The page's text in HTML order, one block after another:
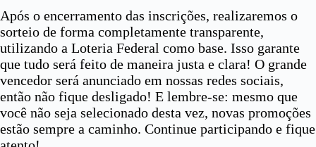
Após o encerramento das inscrições, realizaremos o
sorteio de forma completamente transparente,
utilizando a Loteria Federal como base. Isso garante
que tudo será feito de maneira justa e clara! O grande
vencedor será anunciado em nossas redes sociais,
então não fique desligado! E lembre-se: mesmo que
você não seja selecionado desta vez, novas promoções
estão sempre a caminho. Continue participando e fique